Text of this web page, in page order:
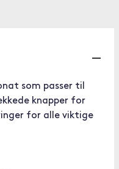
som passer til
knapper for
for alle viktige